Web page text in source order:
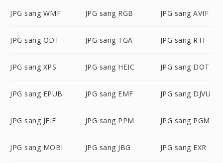
JPG sang WMF JPG sang RGB JPG sang AVIF
JPG sang ODT JPG sang TGA JPG sang RTF
JPG sang XPS JPG sang HEIC JPG sang DOT
JPG sang EPUB JPG sang EMF JPG sang DJVU
JPG sang JFIF JPG sang PPM JPG sang PGM
JPG sang MOBI JPG sang JBG JPG sang EXR